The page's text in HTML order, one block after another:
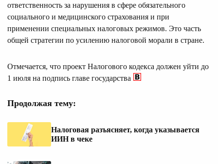
ответственность за нарушения в сфере обязательного
социального и медицинского страхования и при
применении специальных налоговых режимов. Это часть
общей стратегии по усилению налоговой морали в стране.
Отмечается, что проект Налогового кодекса должен уйти до
1 июля на подпись главе государства
Продолжая тему:
Налоговая разъясняет, когда указывается
ИИН в чеке